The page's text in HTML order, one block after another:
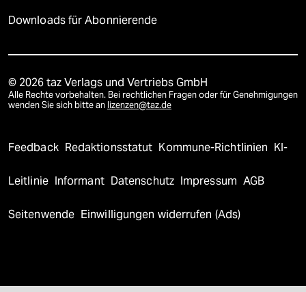
Downloads für Abonnierende
© 2026 taz Verlags und Vertriebs GmbH
Alle Rechte vorbehalten. Bei rechtlichen Fragen oder für Genehmigungen
wenden Sie sich bitte an lizenzen@taz.de
Feedback Redaktionsstatut Kommune-Richtlinien KI-
Leitlinie Informant Datenschutz Impressum AGB
Seitenwende Einwilligungen widerrufen (Ads)